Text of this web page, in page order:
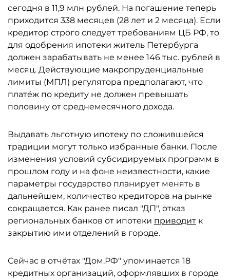
сегодня в 11,9 млн рублей. На погашение теперь
приходится 338 месяцев (28 лет и 2 месяца). Если
кредитор строго следует требованиям ЦБ РФ, то
для одобрения ипотеки житель Петербурга
должен зарабатывать не менее 146 тыс. рублей в
месяц. Действующие макропруденциальные
лимиты (МПЛ) регулятора предполагают, что
платёж по кредиту не должен превышать
половину от среднемесячного дохода.
Выдавать льготную ипотеку по сложившейся
традиции могут только избранные банки. После
изменения условий субсидируемых программ в
прошлом году и на фоне неизвестности, какие
параметры государство планирует менять в
дальнейшем, количество кредиторов на рынке
сокращается. Как ранее писал "ДП", отказ
региональных банков от ипотеки приводит к
закрытию ими отделений в городе.
Сейчас в отчётах "Дом.РФ" упоминается 18
кредитных организаций, оформлявших в городе